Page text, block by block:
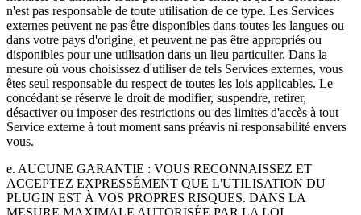
n'est pas responsable de toute utilisation de ce type. Les Services
externes peuvent ne pas être disponibles dans toutes les langues ou
dans votre pays d'origine, et peuvent ne pas être appropriés ou
disponibles pour une utilisation dans un lieu particulier. Dans la
mesure où vous choisissez d'utiliser de tels Services externes, vous
êtes seul responsable du respect de toutes les lois applicables. Le
concédant se réserve le droit de modifier, suspendre, retirer,
désactiver ou imposer des restrictions ou des limites d'accès à tout
Service externe à tout moment sans préavis ni responsabilité envers
vous.
e. AUCUNE GARANTIE : VOUS RECONNAISSEZ ET
ACCEPTEZ EXPRESSÉMENT QUE L'UTILISATION DU
PLUGIN EST À VOS PROPRES RISQUES. DANS LA
MESURE MAXIMALE AUTORISÉE PAR LA LOI